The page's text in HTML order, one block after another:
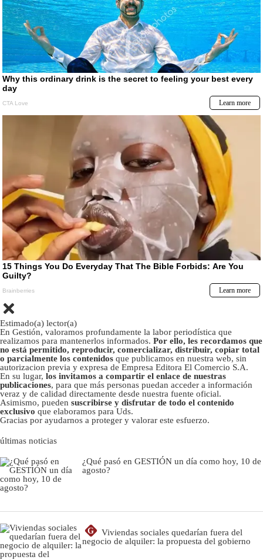
Estimado(a) lector(a)
En Gestión, valoramos profundamente la labor periodística que
realizamos para mantenerlos informados. Por ello, les recordamos que
no está permitido, reproducir, comercializar, distribuir, copiar total
o parcialmente los contenidos que publicamos en nuestra web, sin
autorizacion previa y expresa de Empresa Editora El Comercio S.A.
En su lugar, los invitamos a compartir el enlace de nuestras
publicaciones, para que más personas puedan acceder a información
veraz y de calidad directamente desde nuestra fuente oficial.
Asimismo, pueden suscribirse y disfrutar de todo el contenido
exclusivo que elaboramos para Uds.
Gracias por ayudarnos a proteger y valorar este esfuerzo.
últimas noticias
¿Qué pasó en GESTIÓN un día como hoy, 10 de
agosto?
G
Viviendas sociales quedarían fuera del
negocio de alquiler: la propuesta del gobierno